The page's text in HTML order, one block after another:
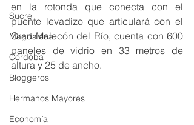
Sucre
Magdalena
Córdoba
Bloggeros
Hermanos Mayores
Economía
en la rotonda que conecta con el
puente levadizo que articulará con el
Gran Malecón del Río, cuenta con 600
paneles de vidrio en 33 metros de
altura y 25 de ancho.